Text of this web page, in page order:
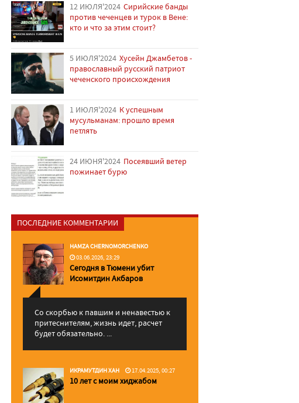
12 ИЮЛЯ'2024 Сирийские банды
против чеченцев и турок в Вене:
кто и что за этим стоит?
5 ИЮЛЯ'2024 Хусейн Джамбетов -
православный русский патриот
чеченского происхождения
1 ИЮЛЯ'2024 К успешным
мусульманам: прошло время
петлять
24 ИЮНЯ'2024 Посеявший ветер
пожинает бурю
ПОСЛЕДНИЕ КОММЕНТАРИИ
HAMZA CHERNOMORCHENKO
03.06.2026, 23:29
Сегодня в Тюмени убит
Исомитдин Акбаров
Со скорбью к павшим и ненавестью к
притеснителям, жизнь идет, расчет
будет обязательно. ...
ИКРАМУТДИН ХАН 17.04.2025, 00:27
10 лет с моим хиджабом